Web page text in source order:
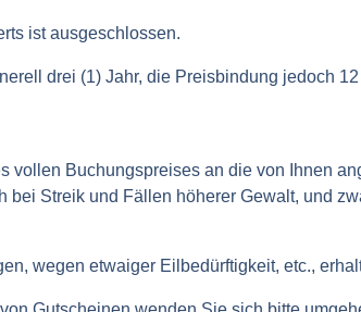
ist ausgeschlossen.
drei (1) Jahr, die Preisbindung jedoch
vollen Buchungspreises an die von Ihnen
bei Streik und Fällen höherer Gewalt, und
wegen etwaiger Eilbedürftigkeit, etc.,